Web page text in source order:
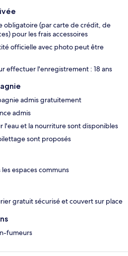
obligatoire (par carte de crédit, de
pour les frais accessoires
officielle avec photo peut être
effectuer l'enregistrement : 18 ans
admis gratuitement
admis
l'eau et la nourriture sont disponibles
sont proposés
espaces communs
gratuit sécurisé et couvert sur place
fumeurs